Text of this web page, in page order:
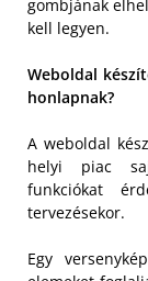
gombjának
kell legyen.
Weboldal
honlapnak?
A weboldal
helyi piac
funkciókat
tervezésekor.
Egy